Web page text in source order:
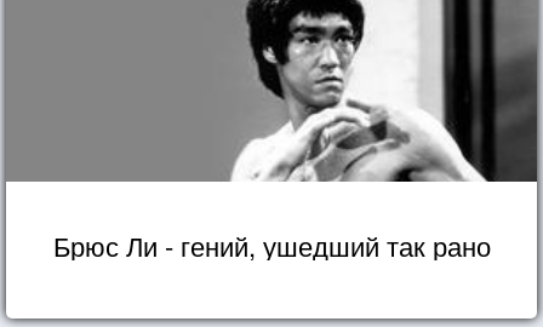
Брюс Ли - гений, ушедший так рано